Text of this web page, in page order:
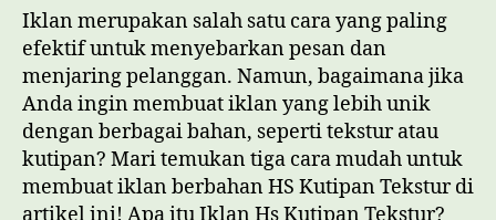
Membuat
Iklan
Berbahan
Hs
Kutipan
Tekstur
Iklan merupakan salah satu cara yang paling
efektif untuk menyebarkan pesan dan
menjaring pelanggan. Namun, bagaimana jika
Anda ingin membuat iklan yang lebih unik
dengan berbagai bahan, seperti tekstur atau
kutipan? Mari temukan tiga cara mudah untuk
membuat iklan berbahan HS Kutipan Tekstur di